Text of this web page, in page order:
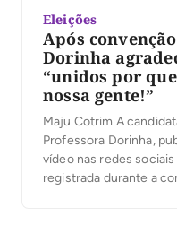
Eleições
Após
Dorinha
“unidos por
nossa gente!”
Maju Cotrim A
Professora Dorinha,
vídeo nas redes
registrada durante a